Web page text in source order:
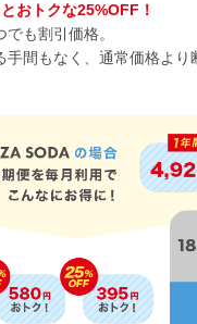
おトクな25%OFF！
も割引価格。
手間もなく、通常価格より